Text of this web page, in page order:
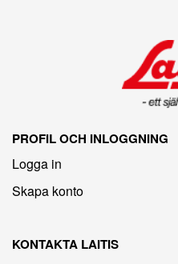
PROFIL OCH INLOGGNING
Logga in
Skapa konto
KONTAKTA LAITIS